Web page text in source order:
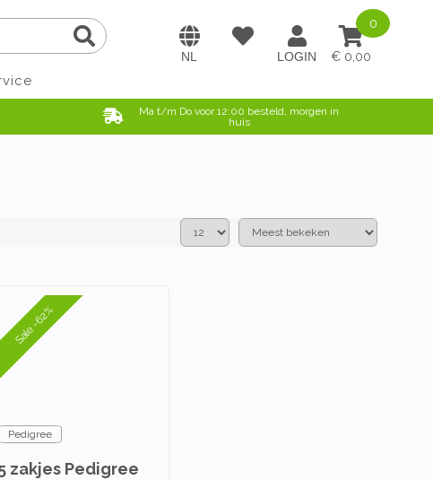
0,00
0
Ma t/m Do voor 12:00 besteld, morgen in
huis
Sale -62%
Pedigree
zakjes Pedigree